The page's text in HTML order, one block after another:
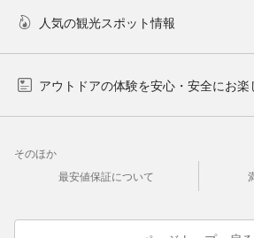
人気の観光スポット情報
アウトドアの体験を安心・安全にお
そのほか
最安値保証について